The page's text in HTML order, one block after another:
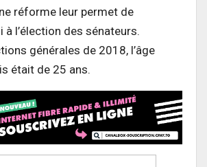
réforme leur permet de
à l’élection des sénateurs.
générales de 2018, l’âge
était de 25 ans.